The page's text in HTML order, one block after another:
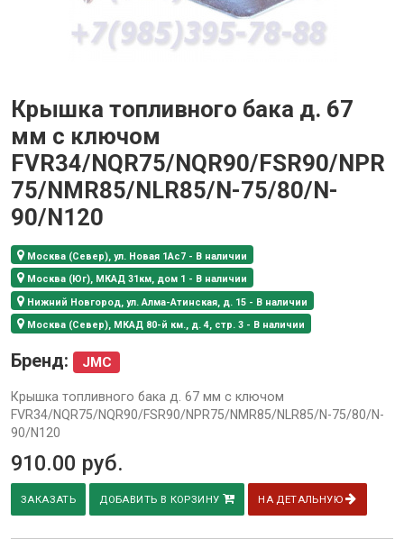
Крышка топливного бака д. 67
мм с ключом
FVR34/NQR75/NQR90/FSR90/NPR
75/NMR85/NLR85/N-75/80/N-
90/N120
Москва (Север), ул. Новая 1Ас7 - В наличии
Москва (Юг), МКАД 31км, дом 1 - В наличии
Нижний Новгород, ул. Алма-Атинская, д. 15 - В наличии
Москва (Север), МКАД 80-й км., д. 4, стр. 3 - В наличии
Бренд: JMC
Крышка топливного бака д. 67 мм с ключом
FVR34/NQR75/NQR90/FSR90/NPR75/NMR85/NLR85/N-75/80/N-
90/N120
910.00 руб.
ЗАКАЗАТЬ ДОБАВИТЬ В КОРЗИНУ НА ДЕТАЛЬНУЮ